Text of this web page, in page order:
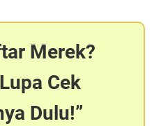
Merek?
Cek
Dulu!